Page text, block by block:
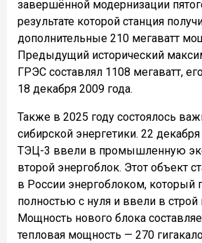
завершённой модернизации
результате которой станция
дополнительные 210 мегаватт
Предыдущий исторический
ГРЭС составлял 1108 мегаватт,
18 декабря 2009 года.
Также в 2025 году состоялось
сибирской энергетики. 22
ТЭЦ-3 ввели в промышленную
второй энергоблок. Этот объект
в России энергоблоком, который
полностью с нуля и ввели в строй
Мощность нового блока
тепловая мощность — 270